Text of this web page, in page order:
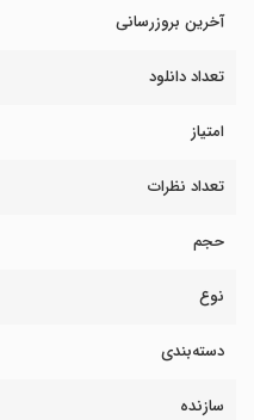
آخرین بروزرسانی
تعداد دانلود
امتیاز
تعداد نظرات
حجم
نوع
دسته‌بندی
سازنده